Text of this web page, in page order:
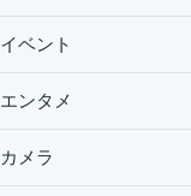
イベント
エンタメ
カメラ